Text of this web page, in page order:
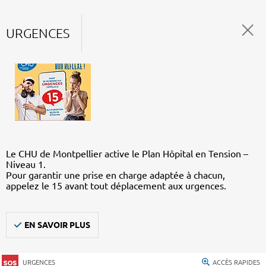
URGENCES
Le CHU de Montpellier active le Plan Hôpital en Tension –
Niveau 1.
Pour garantir une prise en charge adaptée à chacun,
appelez le 15 avant tout déplacement aux urgences.
EN SAVOIR PLUS
URGENCES ACCÈS RAPIDES